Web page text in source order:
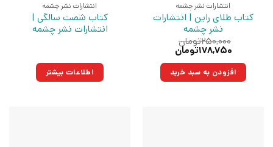
انتشارات نشر چشمه
کتاب طلای راین | انتشارات
نشر چشمه
۲۵۰,۰۰۰تومان
قیمت
۲۵۰,۰۰۰تومان
بود.
۱۷۸,۷۵۰تومان
۱۷۸,۷۵۰تومان.افزودن به سبد خرید
انتشارات نشر چشمه
کتاب شصت سالگی |
انتشارات نشر چشمه
اطلاعات بیشتر